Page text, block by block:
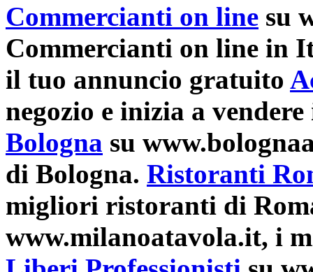
Commercianti on line su
Commercianti on line in
il tuo annuncio gratuito
negozio e inizia a
Bologna su
di Bologna. Ristoranti
migliori ristoranti di
www.milanoatavola.it, i